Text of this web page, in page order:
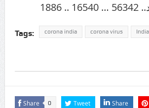
Tags: corona india corona virus India
Share 0 Tweet Share